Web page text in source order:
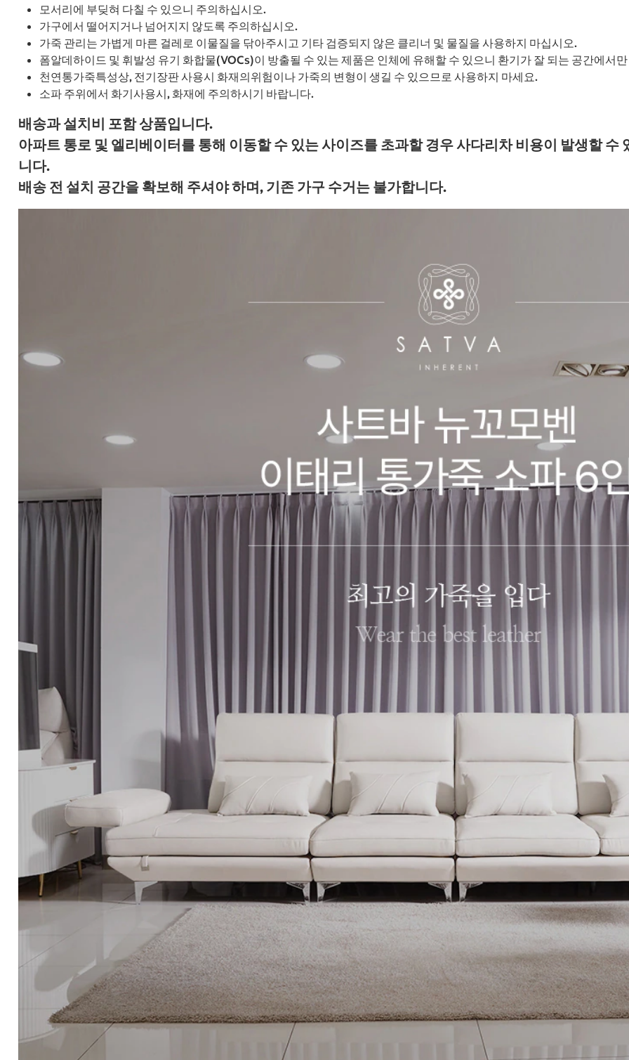
모서리에 부딪혀 다칠 수 있으니 주의하십시오.
가구에서 떨어지거나 넘어지지 않도록 주의하십시오.
가죽 관리는 가볍게 마른 걸레로 이물질을 닦아주시고 기타 검증되지 않은 클리너 및 물질을 사용하지 마십시오.
폼알데하이드 및 휘발성 유기 화합물(VOCs)이 방출될 수 있는 제품은 인체에 유해할 수 있으니 환기가 잘 되는 공간에서
천연통가죽특성상, 전기장판 사용시 화재의위험이나 가죽의 변형이 생길 수 있으므로 사용하지 마세요.
소파 주위에서 화기사용시, 화재에 주의하시기 바랍니다.
배송과 설치비 포함 상품입니다.
아파트 통로 및 엘리베이터를 통해 이동할 수 있는 사이즈를 초과할 경우 사다리차 비용이 발생할 수
니다.
배송 전 설치 공간을 확보해 주셔야 하며, 기존 가구 수거는 불가합니다.